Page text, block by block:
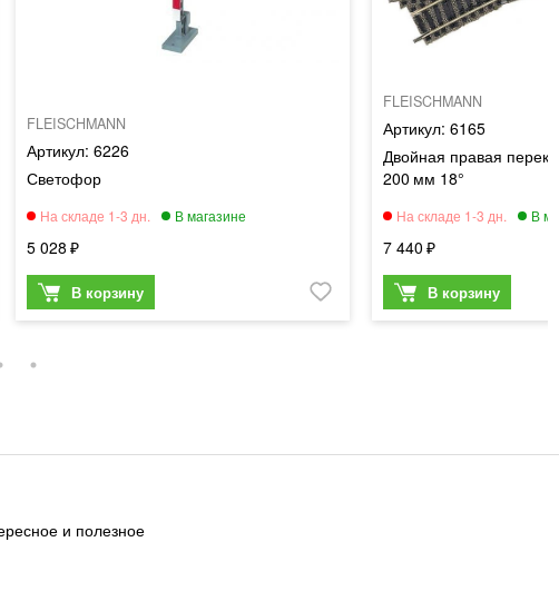
FLEISCHMANN
6226
Светофор
5 028
FLEISCHMANN
6165
Двойная правая
200 мм 18°
7 440
и полезное